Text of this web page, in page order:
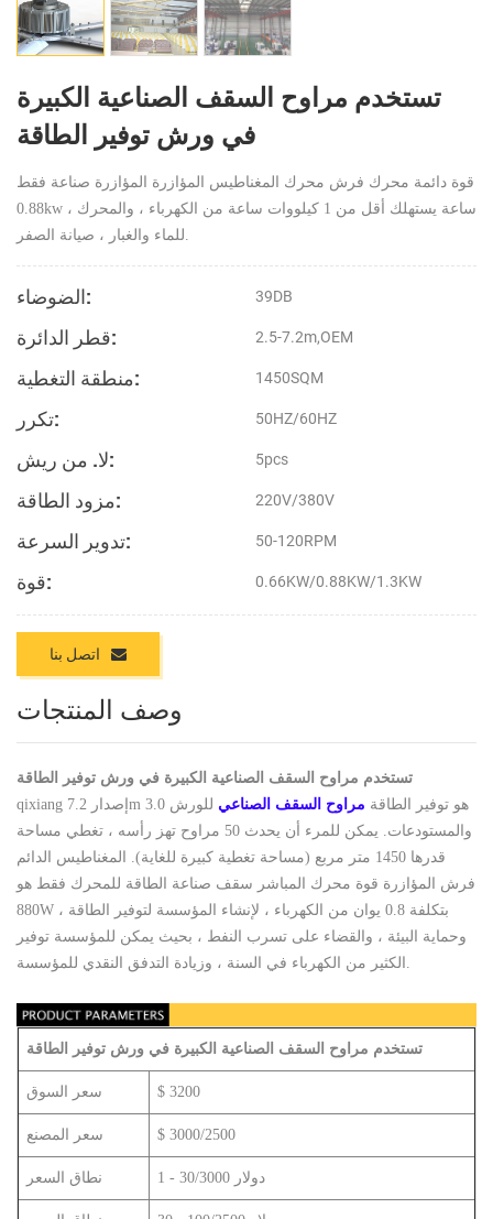
تستخدم مراوح السقف الصناعية الكبيرة
في ورش توفير الطاقة
قوة دائمة محرك فرش محرك المغناطيس المؤازرة المؤازرة صناعة فقط
0.88kw ، ساعة يستهلك أقل من 1 كيلووات ساعة من الكهرباء ، والمحرك
الضوضاء: 39DB
قطر الدائرة: 2.5-7.2m,OEM
منطقة التغطية: 1450SQM
تكرر: 50HZ/60HZ
لا. من ريش: 5pcs
مزود الطاقة: 220V/380V
تدوير السرعة: 50-120RPM
قوة: 0.66KW/0.88KW/1.3KW
اتصل بنا
وصف المنتجات
تستخدم مراوح السقف الصناعية الكبيرة في ورش توفير الطاقة
qixiang إصدار 7.2m 3.0 هو توفير الطاقة مراوح السقف الصناعي للورش
والمستودعات. يمكن للمرء أن يحدث 50 مراوح تهز رأسه ، تغطي مساحة
قدرها 1450 متر مربع (مساحة تغطية كبيرة للغاية). المغناطيس الدائم
فرش المؤازرة قوة محرك المباشر سقف صناعة الطاقة للمحرك فقط هو
880W ، بتكلفة 0.8 يوان من الكهرباء ، لإنشاء المؤسسة لتوفير الطاقة
وحماية البيئة ، والقضاء على تسرب النفط ، بحيث يمكن للمؤسسة توفير
تستخدم مراوح السقف الصناعية الكبيرة في ورش توفير الطاقة
سعر السوق $ 3200
سعر المصنع $ 3000/2500
نطاق السعر 1 - 30/3000 دولار